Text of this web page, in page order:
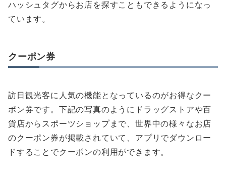
ハッシュタグからお店を探すこともできるようになっ
ています。
クーポン券
訪日観光客に人気の機能となっているのがお得なクー
ポン券です。下記の写真のようにドラッグストアや百
貨店からスポーツショップまで、世界中の様々なお店
のクーポン券が掲載されていて、アプリでダウンロー
ドすることでクーポンの利用ができます。